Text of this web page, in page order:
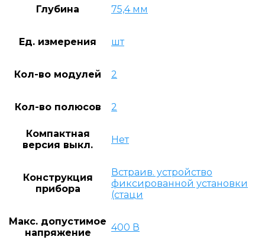
Глубина 75,4 мм
Ед. измерения шт
Кол-во модулей 2
Кол-во полюсов 2
Компактная
версия выкл.
Нет
Конструкция
прибора
Встраив. устройство
фиксированной установки
(стаци
Макс. допустимое
напряжение
400 В